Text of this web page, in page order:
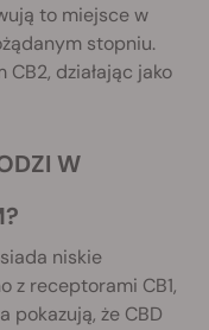
to miejsce w
stopniu.
działając jako
niskie
z receptorami CB1,
pokazują, że CBD